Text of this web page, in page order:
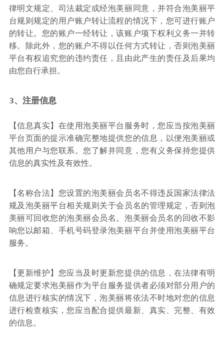
律明文规定、司法裁定或经泡美丽同意，并符合泡美丽平
台规则规定的用户账户转让流程的情况下，您可进行账户
的转让。您的账户一经转让，该账户项下权利义务一并转
移。除此外，您的账户不得以任何方式转让，否则泡美丽
平台有权追究您的违约责任，且由此产生的责任及后果均
由您自行承担。
3、注册信息
【信息真实】在使用泡美丽平台服务时，您应当按泡美丽
平台页面的提示准确完整地提供您的信息，以便泡美丽或
其他用户与您联系。您了解并同意，您有义务保持您提供
信息的真实性及有效性。
【名称合法】您设置的泡美丽会员名不得违反国家法律法
规及泡美丽平台相关规则关于会员名的管理规定，否则泡
美丽可回收您的泡美丽会员名。泡美丽会员名的回收不影
响您以邮箱、手机号码登录泡美丽平台并使用泡美丽平台
服务。
【更新维护】您应当及时更新您提供的信息，在法律有明
确规定要求泡美丽作为平台服务提供者必须对部分用户的
信息进行核实的情况下，泡美丽将依法不时地对您的信息
进行检查核实，您应当配合提供最新、真实、完整、有效
的信息。